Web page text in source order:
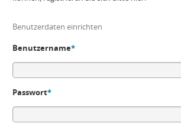
Benutzerdaten einrichten
Benutzername*
Passwort*